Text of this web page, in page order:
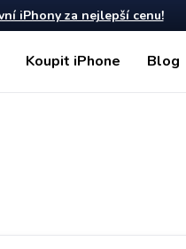
iPhony za nejlepší cenu!
Koupit iPhone Blog